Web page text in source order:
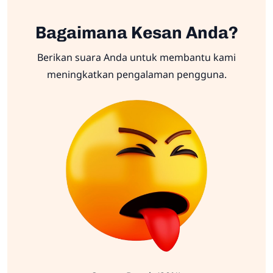
Bagaimana Kesan Anda?
Berikan suara Anda untuk membantu kami
meningkatkan pengalaman pengguna.